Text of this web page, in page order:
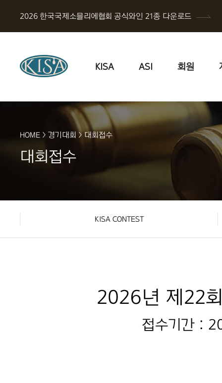
2026 한국국제소믈리에협회 공식와인 21종 다운로드
KISA ASI 회원
HOME > 경기대회 >대회접수
대회접수
KISA CONTEST
2026년 제22
접수기간 :